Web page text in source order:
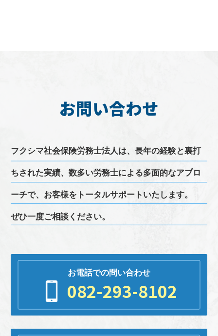
お問い合わせ
フクシマ社会保険労務士法人は、長年の経験と裏打
ちされた実績、数多い労務士による多面的なアプロ
ーチで、お客様をトータルサポートいたします。
ぜひ一度ご相談ください。
お電話での問い合わせ
082-293-8102